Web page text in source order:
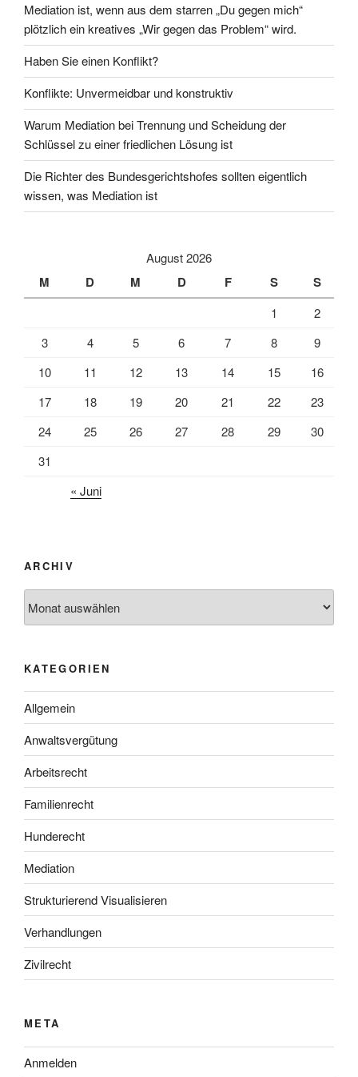
Mediation ist, wenn aus dem starren „Du gegen mich“
plötzlich ein kreatives „Wir gegen das Problem“ wird.
Haben Sie einen Konflikt?
Konflikte: Unvermeidbar und konstruktiv
Warum Mediation bei Trennung und Scheidung der
Schlüssel zu einer friedlichen Lösung ist
Die Richter des Bundesgerichtshofes sollten eigentlich
wissen, was Mediation ist
August 2026
M D M D F S S
1
2
3
4 5 6 7 8
9
10
11 12 13 14 15
16
17
18 19 20 21 22
23
24
25 26 27 28 29
30
31
« Juni
ARCHIV
KATEGORIEN
Allgemein
Anwaltsvergütung
Arbeitsrecht
Familienrecht
Hunderecht
Mediation
Strukturierend Visualisieren
Verhandlungen
Zivilrecht
META
Anmelden